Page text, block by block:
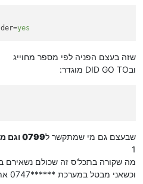
=yes
שזה בעצם הפניה לפי מספר מחוייג
ובDID GO TO מוגדר:
שבעצם גם מי שמתקשר ל0799 וגם מי שמתקשר ל
1
מה שקורה בתכל'ס זה שכולם נשאירם
וכשאני מבטל במערכת ******0747 את ההגדרות: